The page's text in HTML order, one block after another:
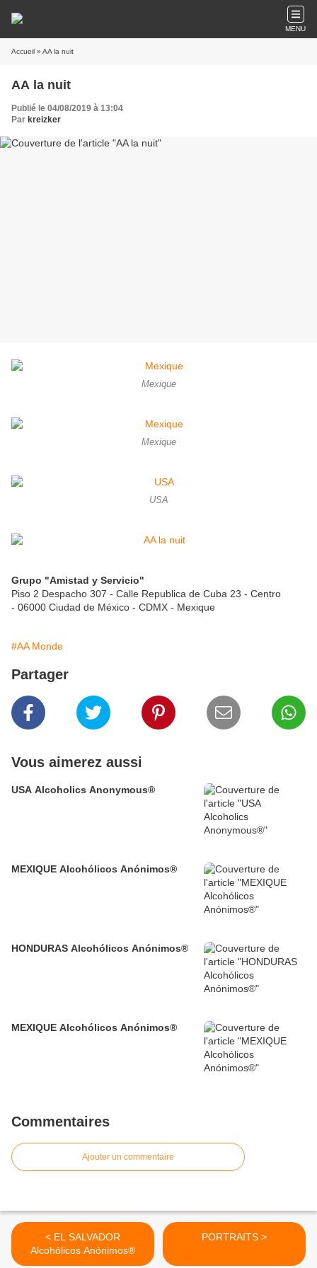
MENU
Accueil » AA la nuit
AA la nuit
Publié le 04/08/2019 à 13:04
Par kreizker
Mexique
Mexique
USA
Grupo "Amistad y Servicio"
Piso 2 Despacho 307 - Calle Republica de Cuba 23 - Centro
- 06000 Ciudad de México - CDMX - Mexique
#AA Monde
Partager
Vous aimerez aussi
USA Alcoholics Anonymous®
MEXIQUE Alcohólicos Anónimos®
HONDURAS Alcohólicos Anónimos®
MEXIQUE Alcohólicos Anónimos®
Commentaires
Ajouter un commentaire
< EL SALVADOR
Alcohólicos Anónimos®
PORTRAITS >